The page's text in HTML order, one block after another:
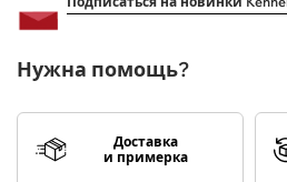
Нужна помощь?
Доставка
и примерка